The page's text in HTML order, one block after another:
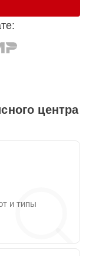
центра
и типы